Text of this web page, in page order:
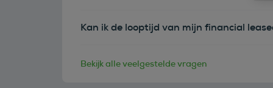
Kan ik de looptijd van mijn financial
Bekijk alle veelgestelde vragen